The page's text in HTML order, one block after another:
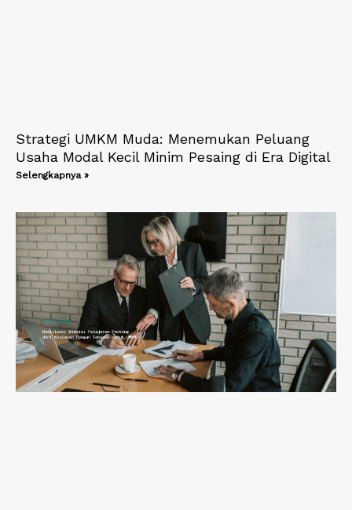
Strategi UMKM Muda: Menemukan Peluang
Usaha Modal Kecil Minim Pesaing di Era Digital
Selengkapnya »